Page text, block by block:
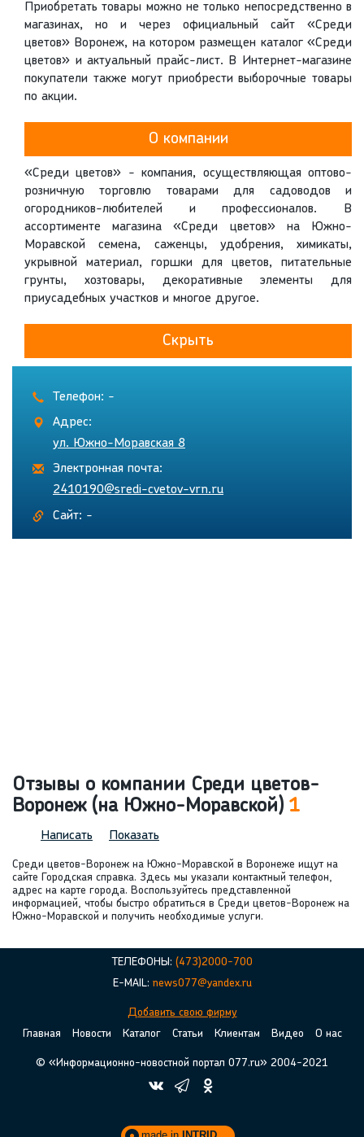
Приобретать товары можно не только непосредственно в
магазинах, но и через официальный сайт «Среди
цветов» Воронеж, на котором размещен каталог «Среди
цветов» и актуальный прайс-лист. В Интернет-магазине
покупатели также могут приобрести выборочные товары
по акции.
О компании
«Среди цветов» - компания, осуществляющая оптово-
розничную торговлю товарами для садоводов и
огородников-любителей и профессионалов. В
ассортименте магазина «Среди цветов» на Южно-
Моравской семена, саженцы, удобрения, химикаты,
укрывной материал, горшки для цветов, питательные
грунты, хозтовары, декоративные элементы для
приусадебных участков и многое другое.
Скрыть
Телефон: -
Адрес:
ул. Южно-Моравская 8
Электронная почта:
2410190@sredi-cvetov-vrn.ru
Сайт: -
Отзывы о компании Среди цветов-
Воронеж (на Южно-Моравской) 1
Написать Показать
Среди цветов-Воронеж на Южно-Моравской в Воронеже ищут на
сайте Городская справка. Здесь мы указали контактный телефон,
адрес на карте города. Воспользуйтесь представленной
информацией, чтобы быстро обратиться в Среди цветов-Воронеж на
Южно-Моравской и получить необходимые услуги.
ТЕЛЕФОНЫ: (473)2000-700
E-MAIL: news077@yandex.ru
Добавить свою фирму
Главная
Новости Каталог Статьи Клиентам Видео О нас
© «Информационно-новостной портал 077.ru» 2004-2021